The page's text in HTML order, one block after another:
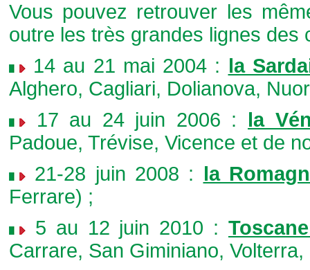
Vous pouvez retrouver les
outre les très grandes lignes des
14 au 21 mai 2004 : la
Alghero, Cagliari, Dolianova,
17 au 24 juin 2006 : la
Padoue, Trévise, Vicence et de
21-28 juin 2008 : la
Ferrare) ;
5 au 12 juin 2010 :
Carrare, San Giminiano,